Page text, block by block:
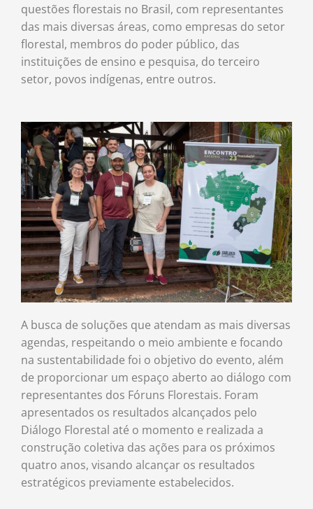
questões florestais no Brasil, com representantes
das mais diversas áreas, como empresas do setor
florestal, membros do poder público, das
instituições de ensino e pesquisa, do terceiro
setor, povos indígenas, entre outros.
A busca de soluções que atendam as mais diversas
agendas, respeitando o meio ambiente e focando
na sustentabilidade foi o objetivo do evento, além
de proporcionar um espaço aberto ao diálogo com
representantes dos Fóruns Florestais. Foram
apresentados os resultados alcançados pelo
Diálogo Florestal até o momento e realizada a
construção coletiva das ações para os próximos
quatro anos, visando alcançar os resultados
estratégicos previamente estabelecidos.